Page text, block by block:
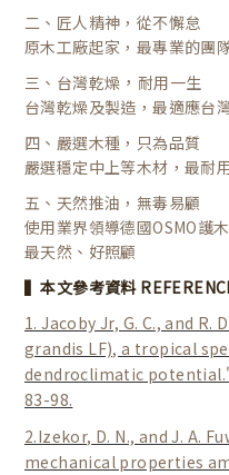
二、匠人精神， 從不懈怠
原木工廠起家，最專業的團
三、台灣乾燥 ， 耐用一生
台灣乾燥及製造，最適應台
四、嚴選木種， 只為品質
嚴選穩定中上等木材，最耐
五、天然推油， 無毒易顧
使用業界領導德國OSMO護
最天然、好照顧
▍本文參考資料
1. Jacoby Jr, G. C., and
grandis LF), a tropical
dendroclimatic
83-98.
2.Izekor, D. N., and J. A.
mechanical properties